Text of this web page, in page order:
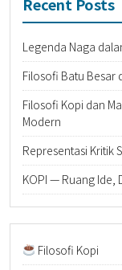
Legenda Naga
Filosofi Batu Besar
Filosofi Kopi dan
Modern
Representasi Kritik
KOPI — Ruang Ide,
Filosofi Kopi